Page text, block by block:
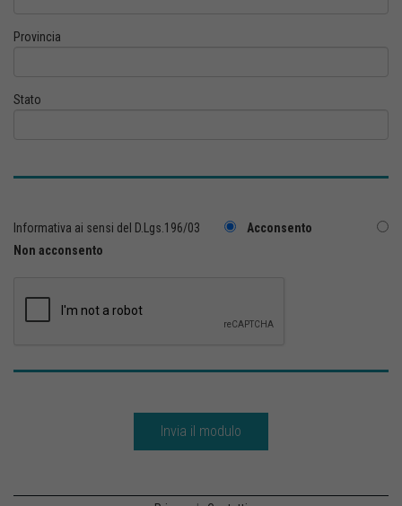
Provincia
Stato
Informativa ai sensi del D.Lgs.196/03
Acconsento
Non acconsento
Invia il modulo